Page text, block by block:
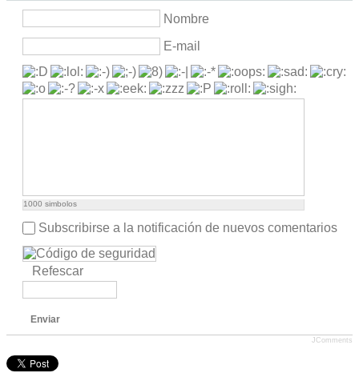
Nombre
E-mail
1000 simbolos
Subscribirse a la notificación de nuevos comentarios
Refescar
Enviar
JComments